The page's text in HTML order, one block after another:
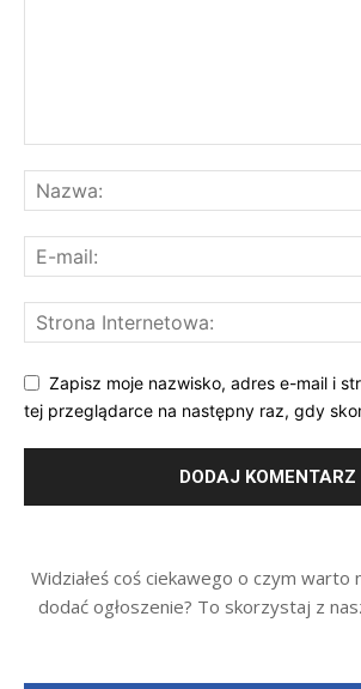
Zapisz moje nazwisko, adres e-mail i
tej przeglądarce na następny raz, gdy
Widziałeś coś ciekawego o czym warto
dodać ogłoszenie? To skorzystaj z